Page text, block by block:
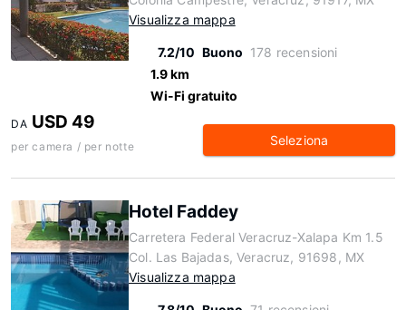
Visualizza mappa
7.2/10 Buono 178 recensioni
1.9 km
Wi-Fi gratuito
DA USD 49
per camera / per notte Seleziona
Hotel Faddey
Carretera Federal Veracruz-Xalapa Km 1.5
Col. Las Bajadas, Veracruz, 91698, MX
Visualizza mappa